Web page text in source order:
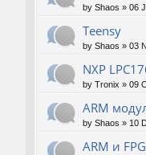
by Shaos » 06
Teensy
by Shaos » 03
NXP
by Tronix » 09
ARM
by Shaos » 10
ARM и